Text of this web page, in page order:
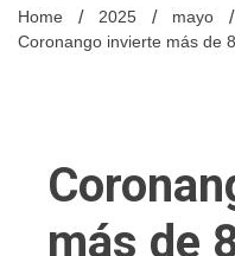
Home 2025 mayo
Coronango invierte más de
más de